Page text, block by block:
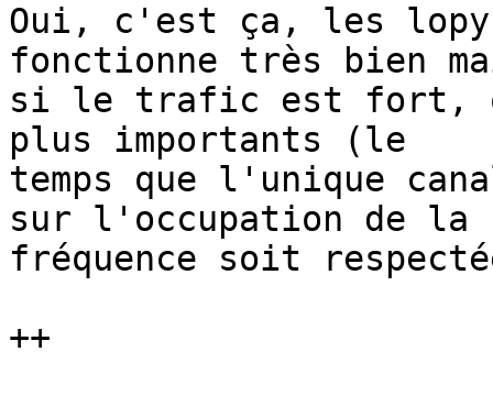
Oui, c'est ça, les lopy
fonctionne très bien
si le trafic est fort,
plus importants (le
temps que l'unique
sur l'occupation de la
fréquence soit
++